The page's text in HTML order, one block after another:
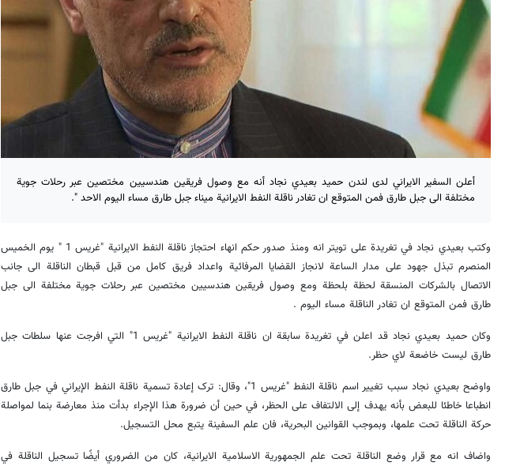
أعلن ​السفير الايراني​ لدى لندن ​حميد بعيدي نجاد​ أنه مع وصول فريقين هندسيين مختصين عبر رحلات جوية
مختلفة الى جبل طارق فمن المتوقع ان تغادر ناقلة ​النفط​ الايرانية ميناء ​جبل طارق​ مساء اليوم الاحد ".
وكتب بعيدي نجاد في تغريدة على تويتر انه ومنذ صدور حكم انهاء احتجاز ناقلة النفط الايرانية "غريس 1 " يوم الخميس
المنصرم تبذل جهود على مدار الساعة لانجاز القضايا المرفائية واعداد فريق كامل من قبل قبطان الناقلة الى جانب
الاتصال بالشركات المنسقة لحظة بلحظة ومع وصول فريقين هندسيين مختصين عبر رحلات جوية مختلفة الى جبل
طارق فمن المتوقع ان تغادر الناقلة مساء اليوم .
وکان حميد بعيدي نجاد قد اعلن في تغريدة سابقة ان ناقلة النفط الايرانية "غريس 1" التي افرجت عنها سلطات جبل
طارق ليست خاضعة لاي حظر.
واوضح بعيدي نجاد سبب تغيير اسم ناقلة النفط "غريس 1"، وقال: ترک إعادة تسمية ناقلة النفط الإيراني في جبل طارق
انطباعا خاطئا للبعض بأنه يهدف إلى الالتفاف على الحظر، في حين أن ضرورة هذا الإجراء بدأت منذ معارضة بنما لمواصلة
حركة الناقلة تحت علمها، وبموجب القوانين البحرية، فان علم السفينة يتبع محل التسجيل.
واضاف انه مع قرار وضع الناقلة تحت علم الجمهورية الاسلامية الايرانية، كان من الضروري أيضًا تسجيل الناقلة في